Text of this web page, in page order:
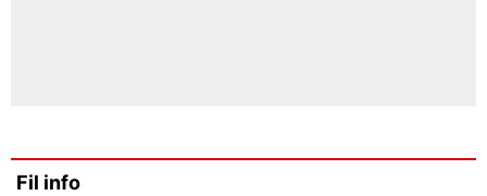
Fil info